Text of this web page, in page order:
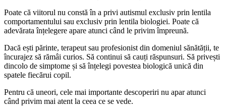
Poate că viitorul nu constă în a privi autismul exclusiv prin lentila
comportamentului sau exclusiv prin lentila biologiei. Poate că
adevărata înțelegere apare atunci când le privim împreună.
Dacă ești părinte, terapeut sau profesionist din domeniul sănătății, te
încurajez să rămâi curios. Să continui să cauți răspunsuri. Să privești
dincolo de simptome și să înțelegi povestea biologică unică din
spatele fiecărui copil.
Pentru că uneori, cele mai importante descoperiri nu apar atunci
când privim mai atent la ceea ce se vede.